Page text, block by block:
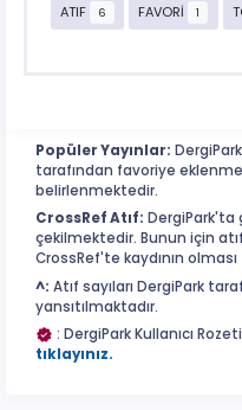
ATIF
6 FAVORİ 1
Popüler Yayınlar:
tarafından favoriye
belirlenmektedir.
CrossRef Atıf: DergiPark'ta
çekilmektedir. Bunun için
CrossRef'te kaydının
^: Atıf sayıları DergiPark
yansıtılmaktadır.
: DergiPark Kullanıcı
tıklayınız.